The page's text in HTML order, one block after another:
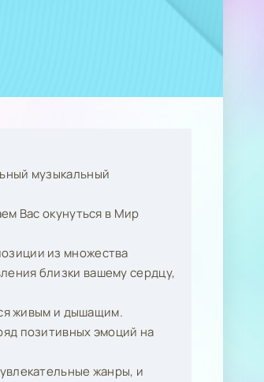
музыкальный
Вас окунуться в Мир
из множества
близки вашему сердцу,
живым и дышащим.
позитивных эмоций на
жанры, и